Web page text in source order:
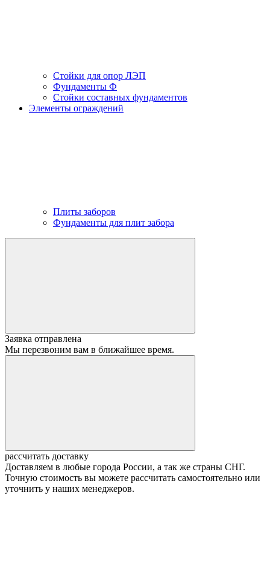
Стойки для опор ЛЭП
Фундаменты Ф
Стойки составных фундаментов
Элементы ограждений
Плиты заборов
Фундаменты для плит забора
Заявка отправлена
Мы перезвоним вам в ближайшее время.
рассчитать доставку
Доставляем в любые города России, а так же страны СНГ.
Точную стоимость вы можете рассчитать самостоятельно или
уточнить у наших менеджеров.